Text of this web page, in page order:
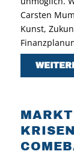
Carsten
Kunst,